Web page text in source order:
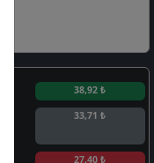
38,92 ₺
33,71 ₺
27,40 ₺